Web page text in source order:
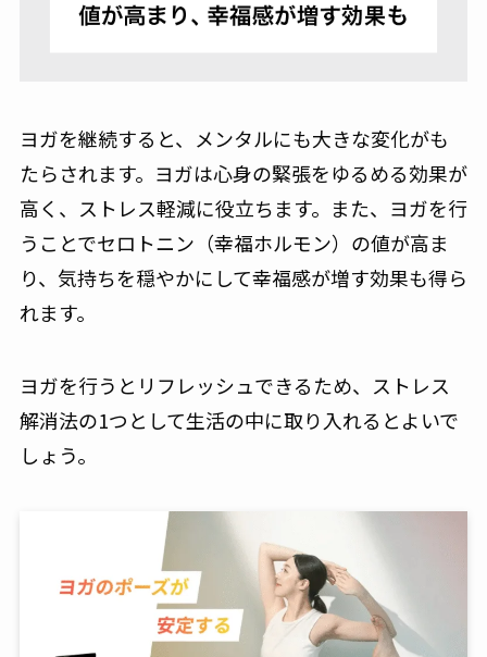
ヨガを継続すると、メンタルにも大きな変化がも
たらされます。ヨガは心身の緊張をゆるめる効果が
高く、ストレス軽減に役立ちます。また、ヨガを行
うことでセロトニン（幸福ホルモン）の値が高ま
り、気持ちを穏やかにして幸福感が増す効果も得ら
れます。
ヨガを行うとリフレッシュできるため、ストレス
解消法の1つとして生活の中に取り入れるとよいで
しょう。